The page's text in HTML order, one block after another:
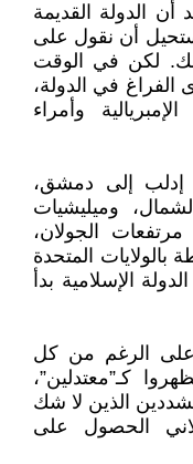
الدولة القديمة
أن نقول على
لكن في الوقت
في الدولة،
وأمراء
إدلب إلى دمشق،
وميليشيات
الجولان،
المتحدة
الإسلامية بدأ
الرغم من كل
كـ”معتدلين”،
الذين لا شك
الحصول على